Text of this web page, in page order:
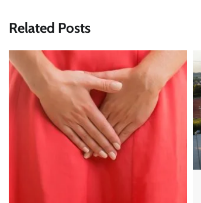
l’article
Related Posts